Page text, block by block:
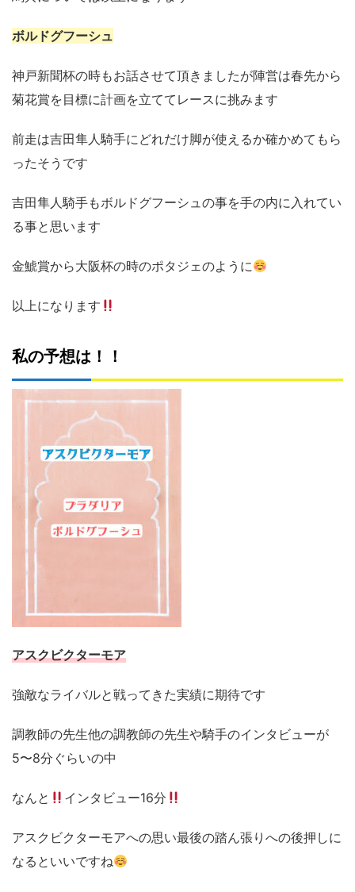
ボルドグフーシュ
神戸新聞杯の時もお話させて頂きましたが陣営は春先から
菊花賞を目標に計画を立ててレースに挑みます
前走は吉田隼人騎手にどれだけ脚が使えるか確かめてもら
ったそうです
吉田隼人騎手もボルドグフーシュの事を手の内に入れてい
る事と思います
金鯱賞から大阪杯の時のポタジェのように
以上になります
私の予想は！！
アスクビクターモア
強敵なライバルと戦ってきた実績に期待です
調教師の先生他の調教師の先生や騎手のインタビューが
5〜8分ぐらいの中
なんと インタビュー16分
アスクビクターモアへの思い最後の踏ん張りへの後押しに
なるといいですね